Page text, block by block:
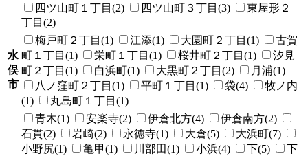
四ツ山町１丁目(2)
四ツ山町３丁目(3)
東屋形２
丁目(2)
水
俣
市
梅戸町２丁目(1) 江添(1) 大園町２丁目(1)
古賀
町１丁目(1)
栄町１丁目(1) 桜井町２丁目(1)
汐見
町２丁目(1)
白浜町(1) 大黒町２丁目(2)
月浦(1)
八ノ窪町２丁目(1)
平町１丁目(1) 袋(4)
牧ノ内
(1)
丸島町１丁目(1)
青木(1) 安楽寺(2) 伊倉北方(4)
伊倉南方(2)
石貫(2)
岩崎(2) 永徳寺(1) 大倉(5)
大浜町(7)
小野尻(1)
亀甲(1) 川部田(1) 小浜(4) 下(5)
下